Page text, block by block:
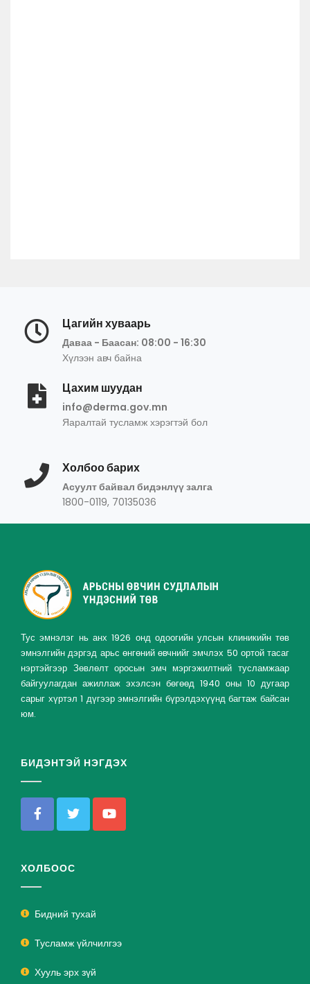
Цагийн хуваарь
Даваа - Баасан: 08:00 - 16:30
Хүлээн авч байна
Цахим шуудан
info@derma.gov.mn
Яаралтай тусламж хэрэгтэй бол
Холбоо барих
Асуулт байвал бидэнлүү залга
1800-0119, 70135036
Тус эмнэлэг нь анх 1926 онд одоогийн улсын клиникийн төв
эмнэлгийн дэргэд арьс өнгөний өвчнийг эмчлэх 50 ортой тасаг
нэртэйгээр Зөвлөлт оросын эмч мэргэжилтний тусламжаар
байгуулагдан ажиллаж эхэлсэн бөгөөд 1940 оны 10 дугаар
сарыг хүртэл 1 дүгээр эмнэлгийн бүрэлдэхүүнд багтаж байсан
юм.
БИДЭНТЭЙ НЭГДЭХ
ХОЛБООС
Бидний тухай
Тусламж үйлчилгээ
Хууль эрх зүй